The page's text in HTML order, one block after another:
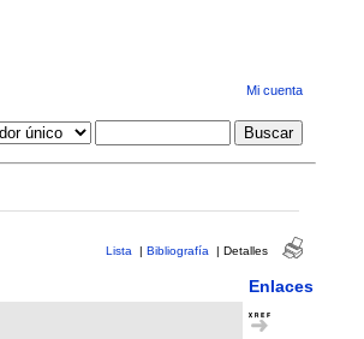
Mi cuenta
Lista | Bibliografía | Detalles
Enlaces